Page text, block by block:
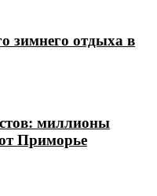
зимнего отдыха в
миллионы
Приморье